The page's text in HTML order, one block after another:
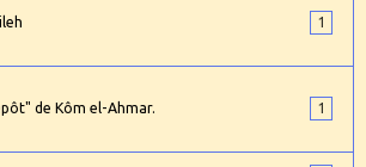
1
de Kôm el-Ahmar. 1